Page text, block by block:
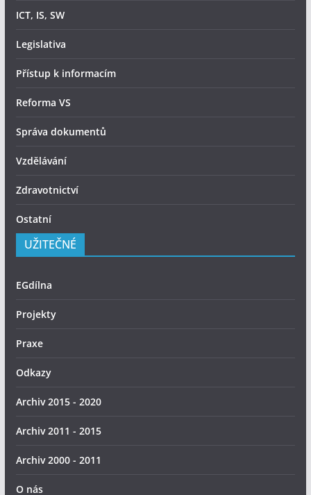
ICT, IS, SW
Legislativa
Přístup k informacím
Reforma VS
Správa dokumentů
Vzdělávání
Zdravotnictví
Ostatní
UŽITEČNÉ
EGdílna
Projekty
Praxe
Odkazy
Archiv 2015 - 2020
Archiv 2011 - 2015
Archiv 2000 - 2011
O nás